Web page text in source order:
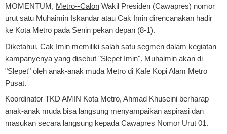
MOMENTUM, Metro--Calon Wakil Presiden (Cawapres) nomor
urut satu Muhaimin Iskandar atau Cak Imin direncanakan hadir
ke Kota Metro pada Senin pekan depan (8-1).
Diketahui, Cak Imin memiliki salah satu segmen dalam kegiatan
kampanyenya yang disebut "Slepet Imin". Muhaimin akan di
"Slepet" oleh anak-anak muda Metro di Kafe Kopi Alam Metro
Pusat.
Koordinator TKD AMIN Kota Metro, Ahmad Khuseini berharap
anak-anak muda bisa langsung menyampaikan aspirasi dan
masukan secara langsung kepada Cawapres Nomor Urut 01.